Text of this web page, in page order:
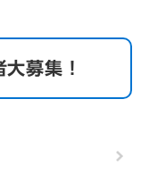
募集！